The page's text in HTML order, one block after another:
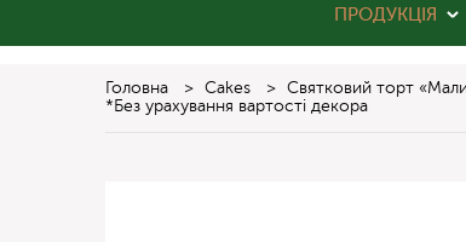
ПРОДУКЦІЯ
Головна > Cakes > Святковий торт
*Без урахування вартості декора